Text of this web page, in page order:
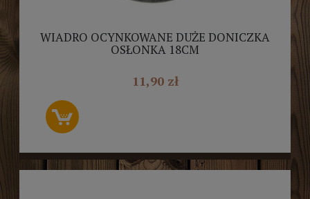
WIADRO OCYNKOWANE DUŻE DONICZKA
OSŁONKA 18CM
11,90 zł